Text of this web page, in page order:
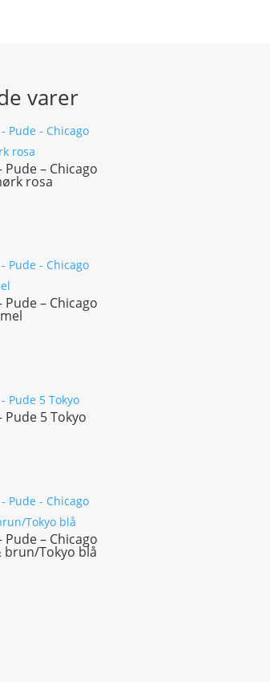
varer
Pude – Chicago
rosa
Pude – Chicago
Pude 5 Tokyo
Pude – Chicago
brun/Tokyo blå